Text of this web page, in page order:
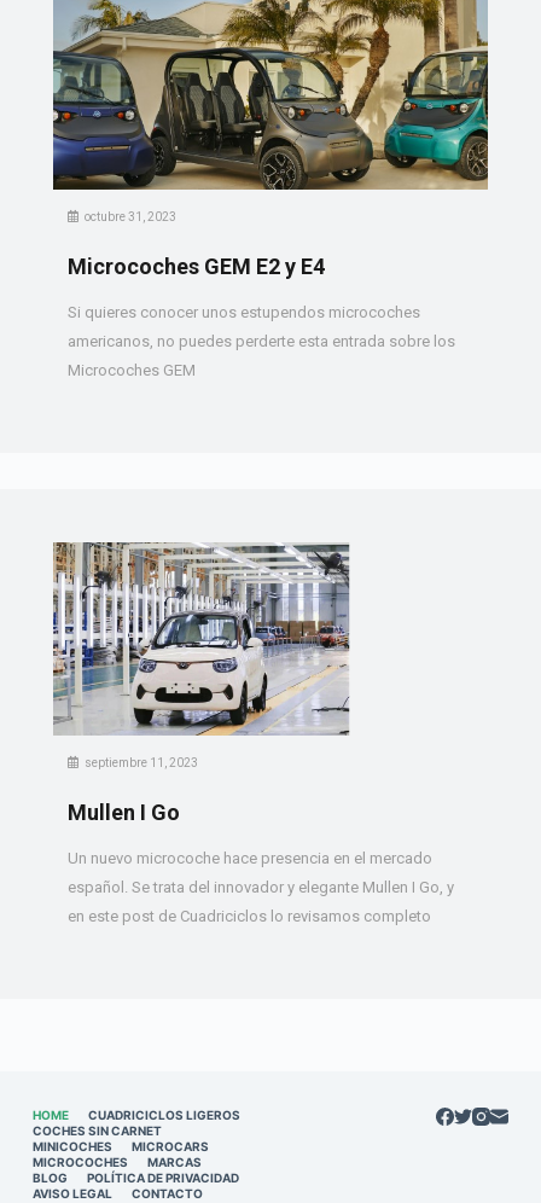
octubre 31, 2023
Microcoches GEM E2 y E4
Si quieres conocer unos estupendos microcoches
americanos, no puedes perderte esta entrada sobre los
Microcoches GEM
septiembre 11, 2023
Mullen I Go
Un nuevo microcoche hace presencia en el mercado
español. Se trata del innovador y elegante Mullen I Go, y
en este post de Cuadriciclos lo revisamos completo
HOME
CUADRICICLOS LIGEROS
COCHES SIN CARNET
MINICOCHES
MICROCARS
MICROCOCHES
MARCAS
BLOG
POLÍTICA DE PRIVACIDAD
AVISO LEGAL
CONTACTO